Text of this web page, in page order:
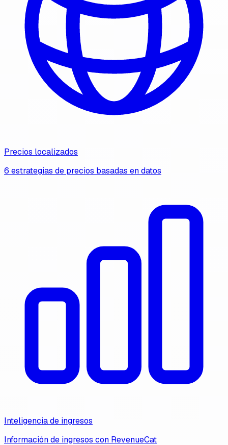
Precios localizados
6 estrategias de precios basadas en datos
Inteligencia de ingresos
Información de ingresos con RevenueCat